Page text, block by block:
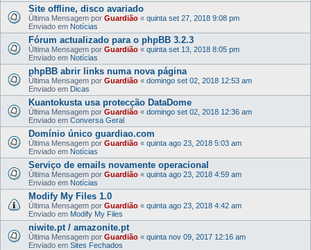
Site offline, disco avariado
Última Mensagem por Guardião « quinta set 27, 2018 9:08 pm
Enviado em Notícias
Fórum actualizado para o phpBB 3.2.3
Última Mensagem por Guardião « quinta set 13, 2018 8:05 pm
Enviado em Notícias
phpBB abrir links numa nova página
Última Mensagem por Guardião « domingo set 02, 2018 12:53 am
Enviado em Dicas
Kuantokusta usa protecção DataDome
Última Mensagem por Guardião « domingo set 02, 2018 12:36 am
Enviado em Conversa Geral
Domínio único guardiao.com
Última Mensagem por Guardião « quinta ago 23, 2018 5:03 am
Enviado em Notícias
Serviço de emails novamente operacional
Última Mensagem por Guardião « quinta ago 23, 2018 4:59 am
Enviado em Notícias
Modify My Files 1.0
Última Mensagem por Guardião « quinta ago 23, 2018 4:42 am
Enviado em Modify My Files
niwite.pt / amazonite.pt
Última Mensagem por Guardião « quinta nov 09, 2017 12:16 am
Enviado em Sites Fechados